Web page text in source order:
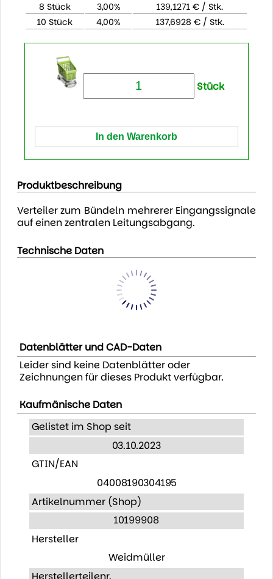
8 Stück
3,00%
139,1271 € / Stk.
10 Stück
4,00% 137,6928 € / Stk.
Stück
Produktbeschreibung
Verteiler zum Bündeln mehrerer Eingangssignale
auf einen zentralen Leitungsabgang.
Technische Daten
Datenblätter und CAD-Daten
Leider sind keine Datenblätter oder
Zeichnungen für dieses Produkt verfügbar.
Kaufmänische Daten
Gelistet im Shop seit
03.10.2023
GTIN/EAN
04008190304195
Artikelnummer (Shop)
10199908
Hersteller
Weidmüller
Herstellerteilenr.